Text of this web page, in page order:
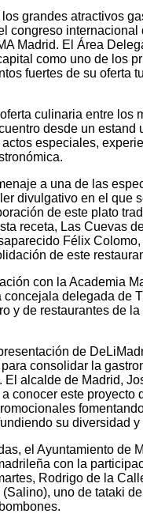
grandes atractivos
congreso
Madrid. El Área
como uno de los
fuertes de su oferta
culinaria entre los
desde un estand
especiales,
a una de las
divulgativo en el que
de este plato
receta, Las Cuevas
Félix
de este
con la Academia
delegada de
y de restaurantes de
de
consolidar la
alcalde de Madrid,
conocer este proyecto
su diversidad
el Ayuntamiento de
con la
Rodrigo de la
uno de tataki